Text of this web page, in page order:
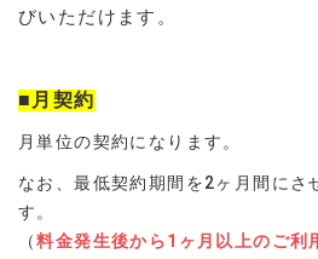
びいただけます。
■月契約
月単位の契約になります。
なお、最低契約期間を2ヶ月間にさ
す。
（料金発生後から1ヶ月以上のご利